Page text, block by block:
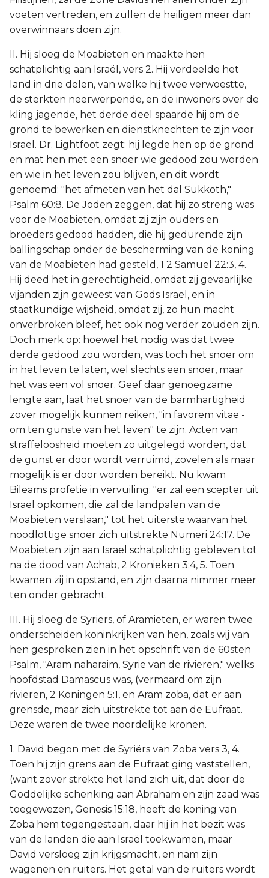
voeten vertreden, en zullen de heiligen meer dan
overwinnaars doen zijn.
II. Hij sloeg de Moabieten en maakte hen
schatplichtig aan Israël, vers 2. Hij verdeelde het
land in drie delen, van welke hij twee verwoestte,
de sterkten neerwerpende, en de inwoners over de
kling jagende, het derde deel spaarde hij om de
grond te bewerken en dienstknechten te zijn voor
Israël. Dr. Lightfoot zegt: hij legde hen op de grond
en mat hen met een snoer wie gedood zou worden
en wie in het leven zou blijven, en dit wordt
genoemd: "het afmeten van het dal Sukkoth,"
Psalm 60:8. De Joden zeggen, dat hij zo streng was
voor de Moabieten, omdat zij zijn ouders en
broeders gedood hadden, die hij gedurende zijn
ballingschap onder de bescherming van de koning
van de Moabieten had gesteld, 1 2 Samuël 22:3, 4.
Hij deed het in gerechtigheid, omdat zij gevaarlijke
vijanden zijn geweest van Gods Israël, en in
staatkundige wijsheid, omdat zij, zo hun macht
onverbroken bleef, het ook nog verder zouden zijn.
Doch merk op: hoewel het nodig was dat twee
derde gedood zou worden, was toch het snoer om
in het leven te laten, wel slechts een snoer, maar
het was een vol snoer. Geef daar genoegzame
lengte aan, laat het snoer van de barmhartigheid
zover mogelijk kunnen reiken, "in favorem vitae -
om ten gunste van het leven" te zijn. Acten van
straffeloosheid moeten zo uitgelegd worden, dat
de gunst er door wordt verruimd, zovelen als maar
mogelijk is er door worden bereikt. Nu kwam
Bileams profetie in vervuiling: "er zal een scepter uit
Israël opkomen, die zal de landpalen van de
Moabieten verslaan," tot het uiterste waarvan het
noodlottige snoer zich uitstrekte Numeri 24:17. De
Moabieten zijn aan Israël schatplichtig gebleven tot
na de dood van Achab, 2 Kronieken 3:4, 5. Toen
kwamen zij in opstand, en zijn daarna nimmer meer
ten onder gebracht.
III. Hij sloeg de Syriërs, of Aramieten, er waren twee
onderscheiden koninkrijken van hen, zoals wij van
hen gesproken zien in het opschrift van de 60sten
Psalm, "Aram naharaim, Syrië van de rivieren," welks
hoofdstad Damascus was, (vermaard om zijn
rivieren, 2 Koningen 5:1, en Aram zoba, dat er aan
grensde, maar zich uitstrekte tot aan de Eufraat.
Deze waren de twee noordelijke kronen.
1. David begon met de Syriërs van Zoba vers 3, 4.
Toen hij zijn grens aan de Eufraat ging vaststellen,
(want zover strekte het land zich uit, dat door de
Goddelijke schenking aan Abraham en zijn zaad was
toegewezen, Genesis 15:18, heeft de koning van
Zoba hem tegengestaan, daar hij in het bezit was
van de landen die aan Israël toekwamen, maar
David versloeg zijn krijgsmacht, en nam zijn
wagenen en ruiters. Het getal van de ruiters wordt